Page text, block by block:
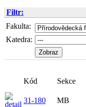
Filtr:
Fakulta:
Katedra:
Kód Sekce
31-180 MB